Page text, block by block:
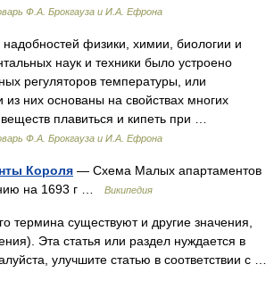
Ф.А. Брокгауза и И.А. Ефрона
физики, химии, биологии и
наук и техники было устроено
регуляторов температуры, или
из них основаны на свойствах многих
плавиться и кипеть при …
Ф.А. Брокгауза и И.А. Ефрона
Короля — Схема Малых апартаментов
на 1693 г …
Википедия
термина существуют и другие значения,
Эта статья или раздел нуждается в
улучшите статью в соответствии с …